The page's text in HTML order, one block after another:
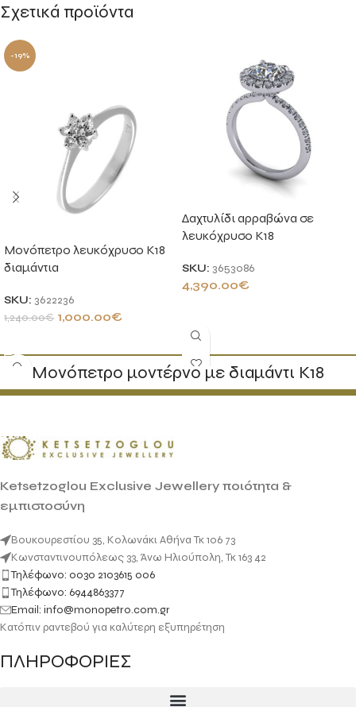
Σχετικά προϊόντα
-19%
Μονόπετρο λευκόχρυσο Κ18
διαμάντια
SKU: 3622236
1,240.00€ 1,000.00€
Δαχτυλίδι αρραβώνα σε
λευκόχρυσο K18
SKU: 3653086
4,390.00€
Mονόπετρο μοντέρνο με διαμάντι Κ18
Ketsetzoglou Exclusive Jewellery ποιότητα &
εμπιστοσύνη
Βουκουρεστίου 35, Κολωνάκι Αθήνα Τκ 106 73
Κωνσταντινουπόλεως 33, Άνω Ηλιούπολη, Τκ 163 42
Τηλέφωνο: 0030 2103615 006
Τηλέφωνο: 6944863377
Email: info@monopetro.com.gr
Κατόπιν ραντεβού για καλύτερη εξυπηρέτηση
ΠΛΗΡΟΦΟΡΙΕΣ